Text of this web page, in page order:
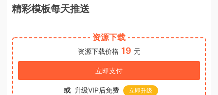
精彩模板每天推送
资源下载
资源下载价格 19 元
立即支付
或 升级VIP后免费 立即升级